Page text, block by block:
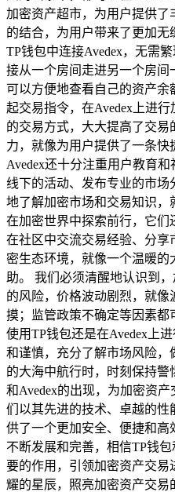
加密资产超市，为用户提供了
的结合，为用户带来了更加
TP钱包中连接Avedex，无需
接从一个房间走进另一个房间
可以方便地查看自己的资产
起交易指令，在Avedex上进
的交易方式，大大提高了交
力，就像为用户提供了一条快
Avedex还十分注重用户教育
线下的活动、发布专业的市
地了解加密市场和交易知识，
在加密世界中探索前行，它
在社区中交流交易经验、分享
密生态环境，就像一个温暖
助。 我们必须清醒地认识到
的风险，价格波动剧烈，就
摸；监管政策不确定等因素
使用TP钱包还是在Avedex上
和谨慎，充分了解市场风险
的大海中航行时，时刻保持
和Avedex的出现，为加密资
们以其先进的技术、卓越的
供了一个更加安全、便捷和
不断发展和完善，相信TP钱
要的作用，引领加密资产交易
耀的星辰，照亮加密资产交易